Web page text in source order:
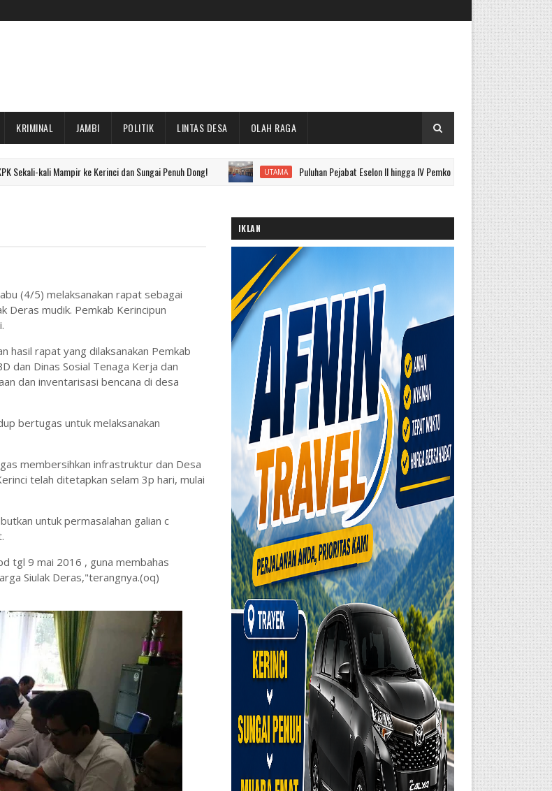
KRIMINAL JAMBI POLITIK LINTAS DESA OLAH RAGA
ke Kerinci dan Sungai Penuh Dong! UTAMA Puluhan Pejabat Eselon II hingga IV Pemkot Sungai Penuh Dilantik, Ini Nama
(4/5) melaksanakan rapat sebagai
Deras mudik. Pemkab Kerincipun
hasil rapat yang dilaksanakan Pemkab
dan Dinas Sosial Tenaga Kerja dan
dan inventarisasi bencana di desa
bertugas untuk melaksanakan
membersihkan infrastruktur dan Desa
telah ditetapkan selam 3p hari, mulai
untuk permasalahan galian c
tgl 9 mai 2016 , guna membahas
Siulak Deras,"terangnya.(oq)
IKLAN